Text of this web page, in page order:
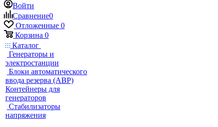
Войти
Сравнение0
Отложенные 0
Корзина 0
Каталог
Генераторы и
электростанции
Блоки автоматического
ввода резерва (АВР)
Контейнеры для
генераторов
Стабилизаторы
напряжения